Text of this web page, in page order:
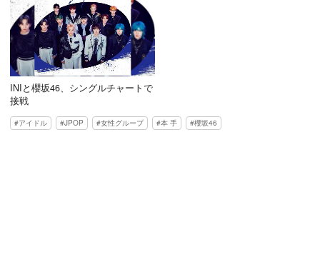
INIと櫻坂46、シングルチャートで
接戦
アイドル JPOP 女性グループ 本 手 櫻坂46